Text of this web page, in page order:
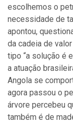
escolhemos o
necessidade de
apontou,
da cadeia de
tipo “a solução é
a atuação
Angola se
agora passou o
árvore percebeu
também é de